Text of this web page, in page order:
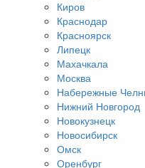
Киров
Краснодар
Красноярск
Липецк
Махачкала
Москва
Набережные
Нижний Новгород
Новокузнецк
Новосибирск
Омск
Оренбург